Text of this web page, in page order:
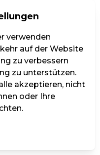
vor Beginn
in der Pause serviert.
genussvollen Abend
Sie als Paar oder
eigenen Tisch im
verwenden
auf der Website
zu verbessern
zu unterstützen.
akzeptieren, nicht
oder Ihre